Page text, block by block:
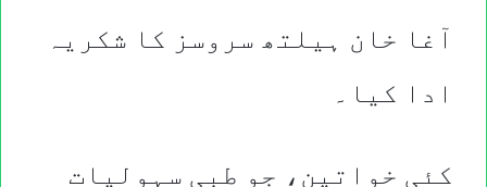
آغا خان ہیلتھ سروسز کا شکریہ
ادا کیا۔
کئی خواتین، جو طبی سہولیات